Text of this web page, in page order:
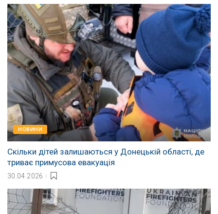
НОВИНИ
Скільки дітей залишаються у Донецькій області, де
триває примусова евакуація
30.04.2026